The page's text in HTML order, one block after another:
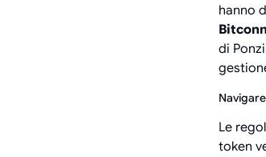
hanno
di
Le
token